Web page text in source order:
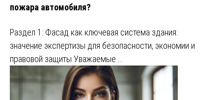
пожара автомобиля?
Раздел 1: Фасад как ключевая система здания:
значение экспертизы для безопасности, экономии и
правовой защиты Уважаемые …